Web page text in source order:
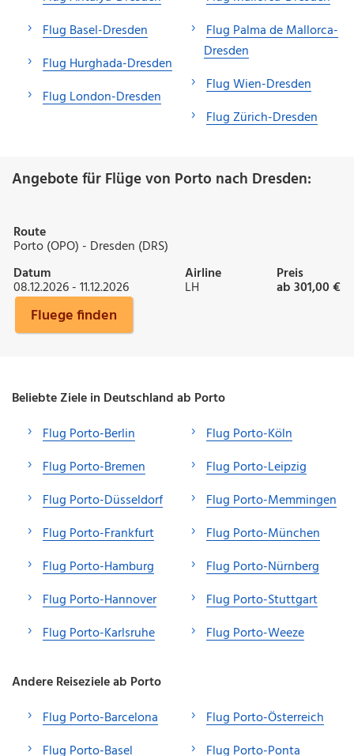
Flug Basel-Dresden
Flug Hurghada-Dresden
Flug London-Dresden
Flug Palma de Mallorca-
Dresden
Flug Wien-Dresden
Flug Zürich-Dresden
Angebote für Flüge von Porto nach Dresden:
Route
Porto (OPO) - Dresden (DRS)
Datum
08.12.2026 - 11.12.2026
Airline
LH
Preis
ab 301,00 €
Fluege finden
Beliebte Ziele in Deutschland ab Porto
Flug Porto-Berlin
Flug Porto-Bremen
Flug Porto-Düsseldorf
Flug Porto-Frankfurt
Flug Porto-Hamburg
Flug Porto-Hannover
Flug Porto-Karlsruhe
Flug Porto-Köln
Flug Porto-Leipzig
Flug Porto-Memmingen
Flug Porto-München
Flug Porto-Nürnberg
Flug Porto-Stuttgart
Flug Porto-Weeze
Andere Reiseziele ab Porto
Flug Porto-Barcelona
Flug Porto-Basel
Flug Porto-Österreich
Flug Porto-Ponta